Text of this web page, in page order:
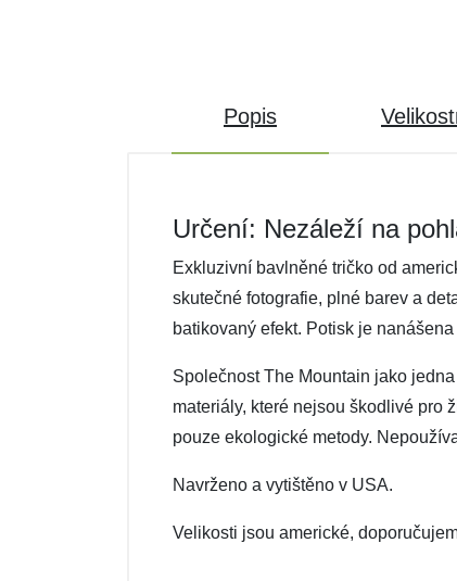
Popis
Určení: Nezáleží na
Exkluzivní bavlněné tričko od
skutečné fotografie, plné barev a
batikovaný efekt. Potisk je
Společnost The Mountain jako
materiály, které nejsou škodlivé pro
pouze ekologické metody.
Navrženo a vytištěno v USA.
Velikosti jsou americké,